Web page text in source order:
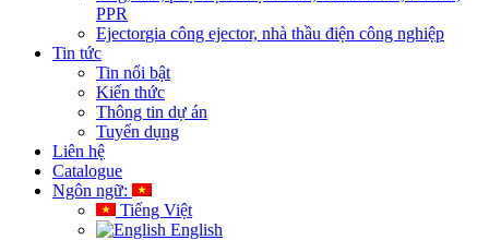
PPR
Ejectorgia công ejector, nhà thầu điện công nghiệp
Tin tức
Tin nổi bật
Kiến thức
Thông tin dự án
Tuyển dụng
Liên hệ
Catalogue
Ngôn ngữ:
Tiếng Việt
English